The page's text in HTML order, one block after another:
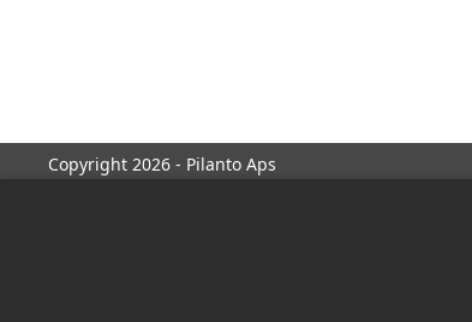
Copyright 2026 - Pilanto Aps